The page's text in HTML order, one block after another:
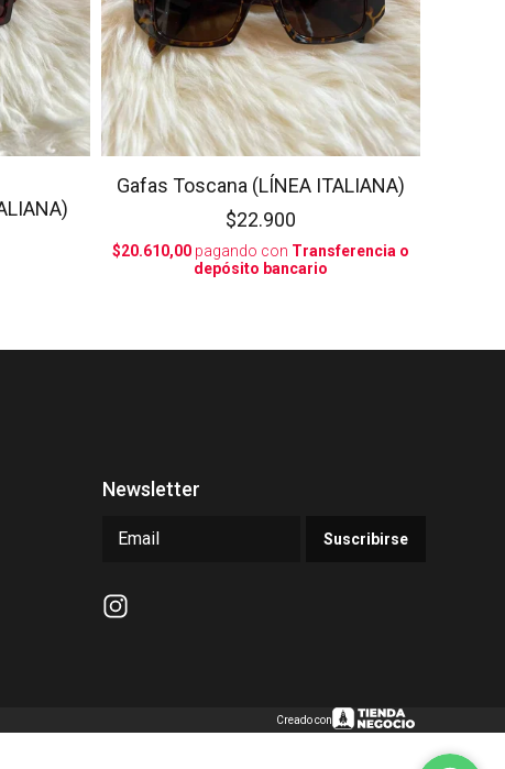
Gafas Toscana (LÍNEA ITALIANA)
$22.900
$20.610,00 pagando con Transferencia o
depósito bancario
Newsletter
Suscribirse
Creado con